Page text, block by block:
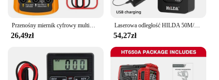
Przenośny miernik cyfrowy multimetr prądu LCD AC/napięcie prądu stałego Tester diodowy prąd miernik rezystancji amperomierz Multitester z sonda testowa
26,49zł
Laserowa odległość HILDA 50M/100M/120M Dalmierz Profesjonalny miernik Laser Range Finder Narzędzie testowe
54,27zł